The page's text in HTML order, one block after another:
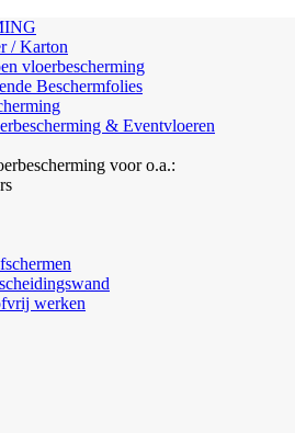
/ Karton
vloerbescherming
Beschermfolies
& Eventvloeren
voor o.a.:
werken